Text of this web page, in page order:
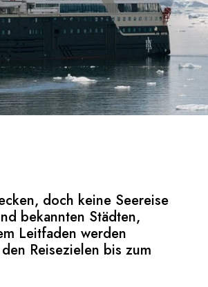
doch keine Seereise
bekannten Städten,
Leitfaden werden
Reisezielen bis zum